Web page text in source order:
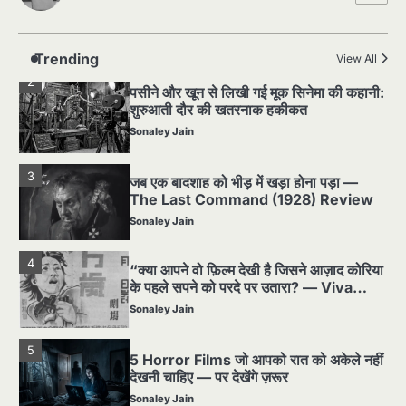
Trending View All
पसीने और खून से लिखी गई मूक सिनेमा की कहानी:
3
जब एक बादशाह को भीड़ में खड़ा होना पड़ा —
The Last Command (1928) Review
Sonaley Jain
4
“क्या आपने वो फ़िल्म देखी है जिसने आज़ाद कोरिया
के पहले सपने को परदे पर उतारा? — Viva
Freedom! (1946) रिव्यू”
Sonaley Jain
5
5 Horror Films जो आपको रात को अकेले नहीं
देखनी चाहिए — पर देखेंगे ज़रूर
Sonaley Jain
1
Silent Era का सबसे बड़ा Scandal — वो
घटना जिसने Hollywood को हिला दिया